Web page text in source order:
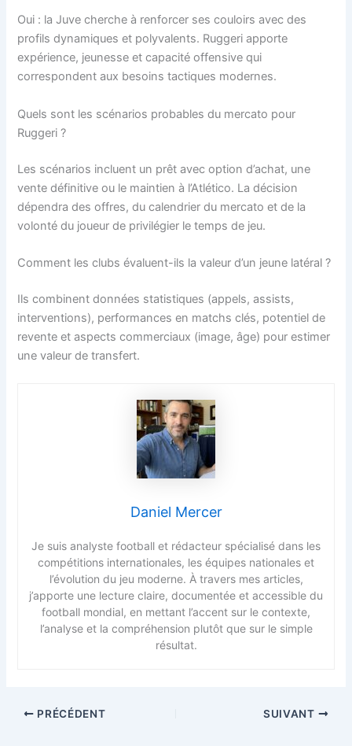
Oui : la Juve cherche à renforcer ses couloirs avec des
profils dynamiques et polyvalents. Ruggeri apporte
expérience, jeunesse et capacité offensive qui
correspondent aux besoins tactiques modernes.
Quels sont les scénarios probables du mercato pour
Ruggeri ?
Les scénarios incluent un prêt avec option d’achat, une
vente définitive ou le maintien à l’Atlético. La décision
dépendra des offres, du calendrier du mercato et de la
volonté du joueur de privilégier le temps de jeu.
Comment les clubs évaluent-ils la valeur d’un jeune latéral ?
Ils combinent données statistiques (appels, assists,
interventions), performances en matchs clés, potentiel de
revente et aspects commerciaux (image, âge) pour estimer
une valeur de transfert.
Daniel Mercer
Je suis analyste football et rédacteur spécialisé dans les
compétitions internationales, les équipes nationales et
l’évolution du jeu moderne. À travers mes articles,
j’apporte une lecture claire, documentée et accessible du
football mondial, en mettant l’accent sur le contexte,
l’analyse et la compréhension plutôt que sur le simple
résultat.
PRÉCÉDENT SUIVANT